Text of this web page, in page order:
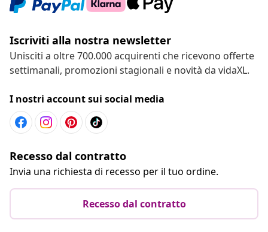
Iscriviti alla nostra newsletter
Unisciti a oltre 700.000 acquirenti che ricevono offerte
settimanali, promozioni stagionali e novità da vidaXL.
I nostri account sui social media
Recesso dal contratto
Invia una richiesta di recesso per il tuo ordine.
Recesso dal contratto